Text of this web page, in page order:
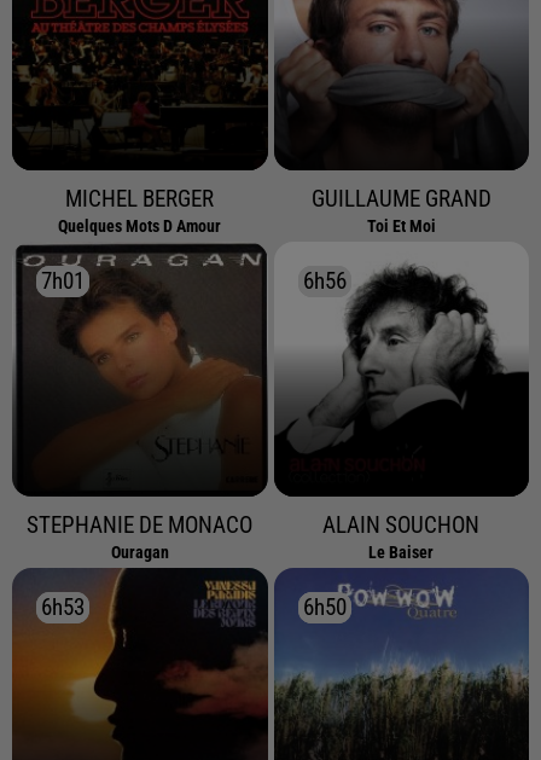
MICHEL BERGER
Quelques Mots D Amour
GUILLAUME GRAND
Toi Et Moi
7h01
7h01
STEPHANIE DE MONACO
Ouragan
6h56
6h56
ALAIN SOUCHON
Le Baiser
6h53
6h53 6h50
6h50